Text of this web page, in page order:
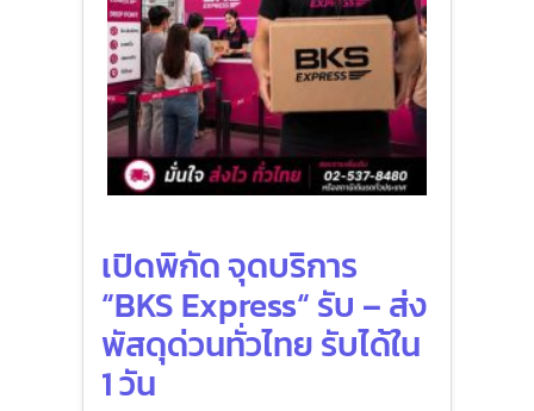
เปิดพิกัด จุดบริการ
“BKS Express“ รับ – ส่ง
พัสดุด่วนทั่วไทย รับได้ใน
1 วัน